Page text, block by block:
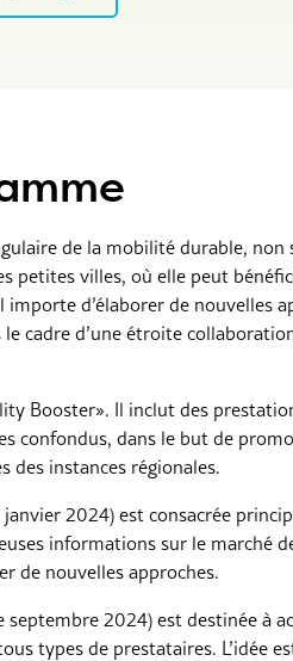
de la mobilité durable, non
petites villes, où elle peut
d’élaborer de nouvelles
le cadre d’une étroite
Booster». Il inclut des
confondus, dans le but de
des instances régionales.
2024) est consacrée
informations sur le marché
de nouvelles approches.
2024) est destinée à
types de prestataires. L’idée